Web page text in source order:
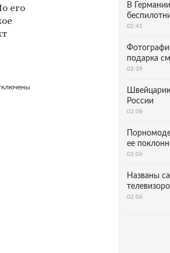
его
В
02:41
подарка
02:39
России
02:08
ее
02:06
Названы
02:06